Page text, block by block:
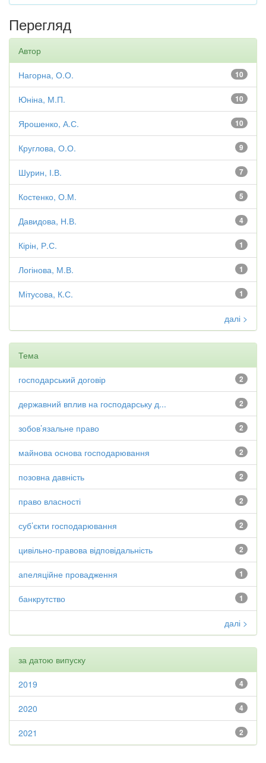
Перегляд
Автор
10
Нагорна, О.О.
10
Юніна, М.П.
10
Ярошенко, А.С.
9
Круглова, О.О.
7
Шурин, І.В.
5
Костенко, О.М.
4
Давидова, Н.В.
1
Кірін, Р.С.
1
Логінова, М.В.
1
Мітусова, К.С.
далі >
Тема
2
господарський договір
2
державний вплив на господарську д...
2
зобов’язальне право
2
майнова основа господарювання
2
позовна давність
2
право власності
2
суб’єкти господарювання
2
цивільно-правова відповідальність
1
апеляційне провадження
1
банкрутство
далі >
за датою випуску
4
2019
4
2020
2
2021